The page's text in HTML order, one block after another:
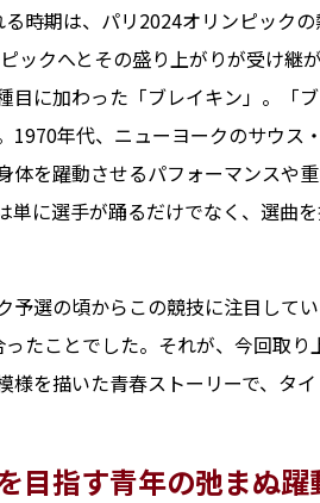
時期は、パリ2024オリンピック
ックへとその盛り上がりが受け継
目に加わった「ブレイキン」。「
1970年代、ニューヨークのサウス
体を躍動させるパフォーマンスや
単に選手が踊るだけでなく、選曲
予選の頃からこの競技に注目して
たことでした。それが、今回取
様を描いた青春ストーリーで、タ
目指す青年の弛まぬ躍